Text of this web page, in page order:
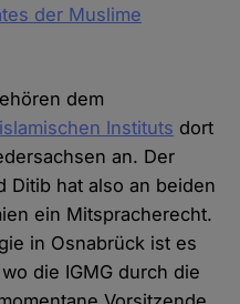
der Muslime
dem
Instituts dort
an. Der
Ditib hat also an beiden
ein Mitspracherecht.
in Osnabrück ist es
die IGMG durch die